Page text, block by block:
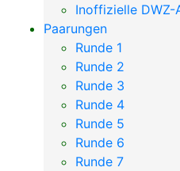
Inoffizielle DWZ-
Paarungen
Runde 1
Runde 2
Runde 3
Runde 4
Runde 5
Runde 6
Runde 7